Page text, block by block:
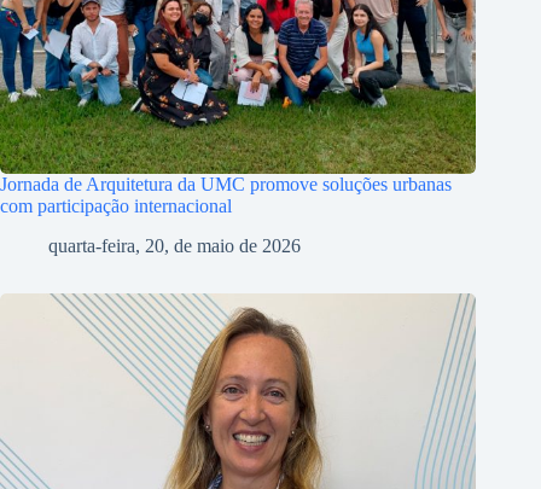
Jornada de Arquitetura da UMC promove soluções urbanas
com participação internacional
quarta-feira, 20, de maio de 2026